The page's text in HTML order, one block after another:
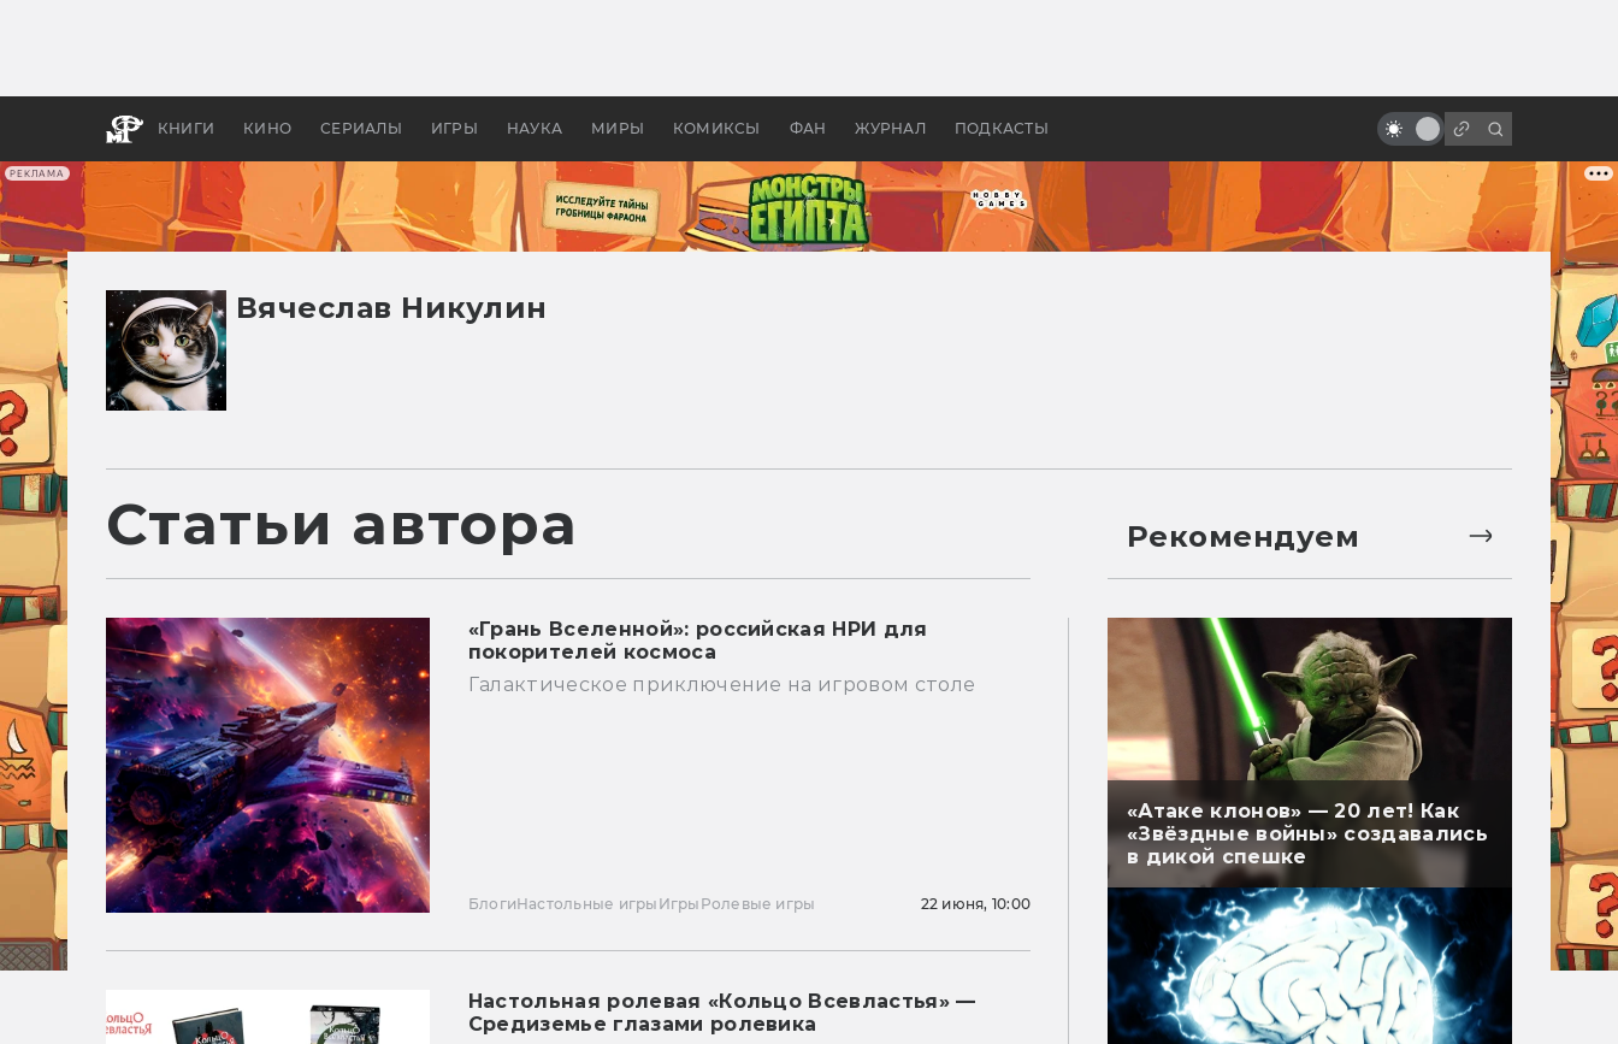
РЕКЛАМА
КНИГИ КИНО СЕРИАЛЫ ИГРЫ НАУКА МИРЫ КОМИКСЫ ФАН ЖУРНАЛ ПОДКАСТЫ
бы «Властелина колец»
Древней Грецией
спустя двадцать лет?
Вячеслав Никулин
Статьи автора
«Грань Вселенной»: российская НРИ для
покорителей космоса
Галактическое приключение на игровом столе
БлогиНастольные игры Игры Ролевые игры 22 июня, 10:00
Настольная ролевая «Кольцо Всевластья» —
Средиземье глазами ролевика
Рекомендуем
«Атаке клонов» — 20 лет! Как
«Звёздные войны» создавались
в дикой спешке